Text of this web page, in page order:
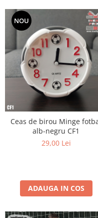
NOU
Ceas de birou Minge
alb-negru CF1
29,00 Lei
ADAUGA IN COS